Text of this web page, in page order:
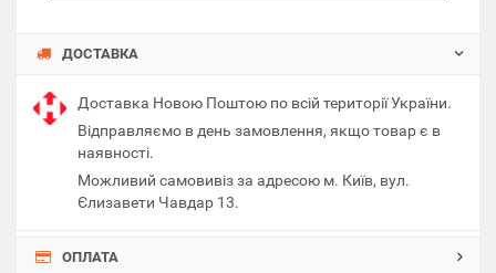
ДОСТАВКА
Доставка Новою Поштою по всій території України.
Відправляємо в день замовлення, якщо товар є в
наявності.
Можливий самовивіз за адресою м. Київ, вул.
Єлизавети Чавдар 13.
ОПЛАТА